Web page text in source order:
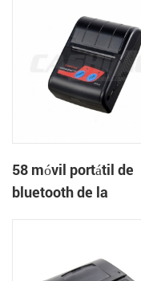
58 móvil portátil de
bluetooth de la